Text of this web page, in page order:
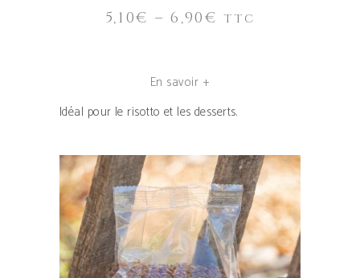
page
5,10€ –6,90€ TTC
En savoir +
Idéal pour le risotto et les desserts.